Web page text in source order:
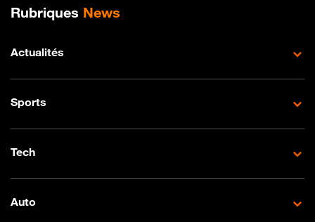
Plan de site
Rubriques News
Actualités
Sports
Tech
Auto